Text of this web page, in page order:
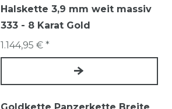
Halskette 3,9 mm weit massiv
333 - 8 Karat Gold
1.144,95 € *